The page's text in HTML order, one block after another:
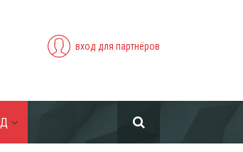
вход для партнёров